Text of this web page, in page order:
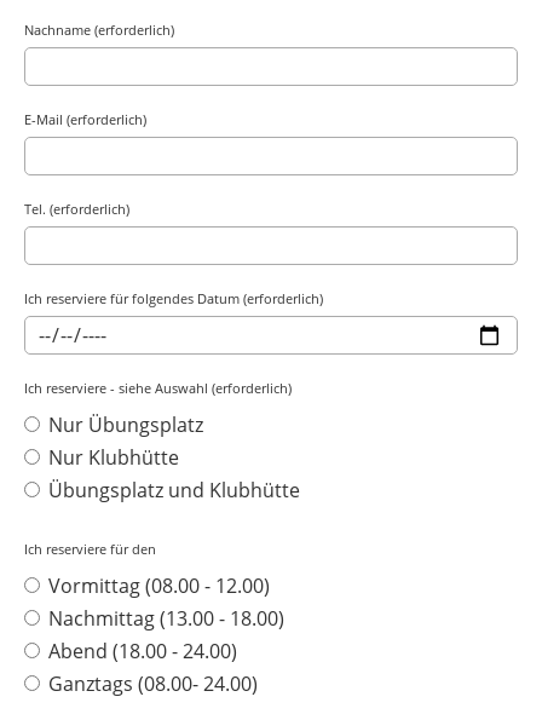
Nachname (erforderlich)
E-Mail (erforderlich)
Tel. (erforderlich)
Ich reserviere für folgendes Datum (erforderlich)
Ich reserviere - siehe Auswahl (erforderlich)
Nur Übungsplatz
Nur Klubhütte
Übungsplatz und Klubhütte
Ich reserviere für den
Vormittag (08.00 - 12.00)
Nachmittag (13.00 - 18.00)
Abend (18.00 - 24.00)
Ganztags (08.00- 24.00)